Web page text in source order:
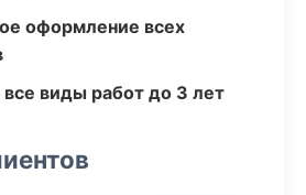
оформление всех
все виды работ до 3 лет